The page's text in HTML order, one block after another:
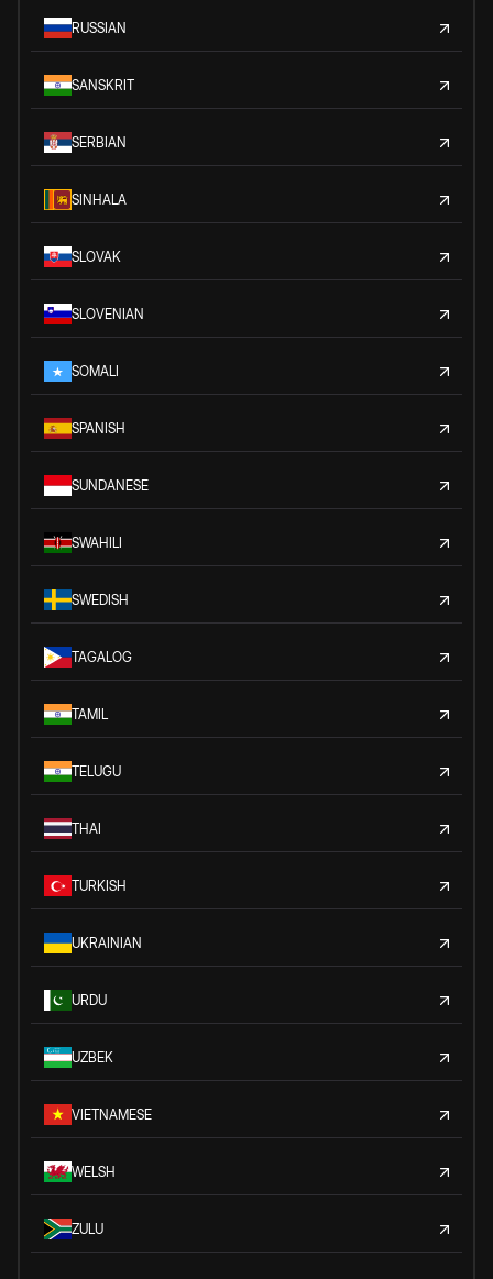
RUSSIAN
SANSKRIT
SERBIAN
SINHALA
SLOVAK
SLOVENIAN
SOMALI
SPANISH
SUNDANESE
SWAHILI
SWEDISH
TAGALOG
TAMIL
TELUGU
THAI
TURKISH
UKRAINIAN
URDU
UZBEK
VIETNAMESE
WELSH
ZULU